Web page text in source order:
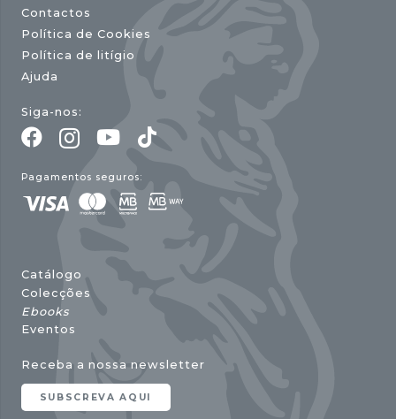
Contactos
Política de Cookies
Política de litígio
Ajuda
Siga-nos:
Pagamentos seguros:
Catálogo
Colecções
Ebooks
Eventos
Receba a nossa newsletter
SUBSCREVA AQUI